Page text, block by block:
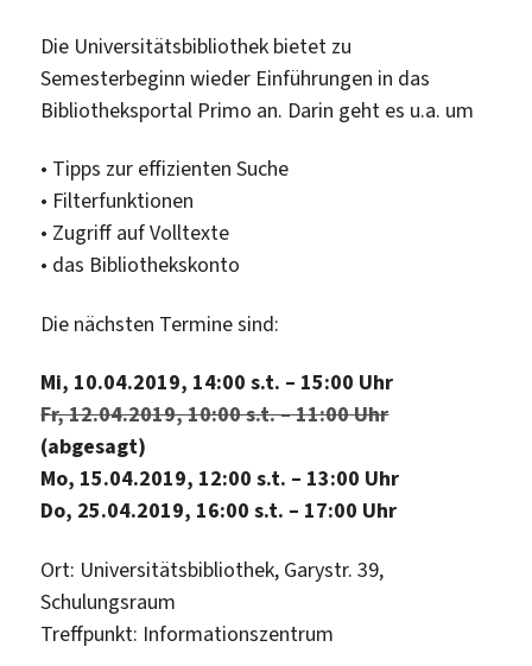
Die Universitätsbibliothek bietet zu
Semesterbeginn wieder Einführungen in das
Bibliotheksportal Primo an. Darin geht es u.a. um
• Tipps zur effizienten Suche
• Filterfunktionen
• Zugriff auf Volltexte
• das Bibliothekskonto
Die nächsten Termine sind:
Mi, 10.04.2019, 14:00 s.t. – 15:00 Uhr
Fr, 12.04.2019, 10:00 s.t. – 11:00 Uhr
(abgesagt)
Mo, 15.04.2019, 12:00 s.t. – 13:00 Uhr
Do, 25.04.2019, 16:00 s.t. – 17:00 Uhr
Ort: Universitätsbibliothek, Garystr. 39,
Schulungsraum
Treffpunkt: Informationszentrum